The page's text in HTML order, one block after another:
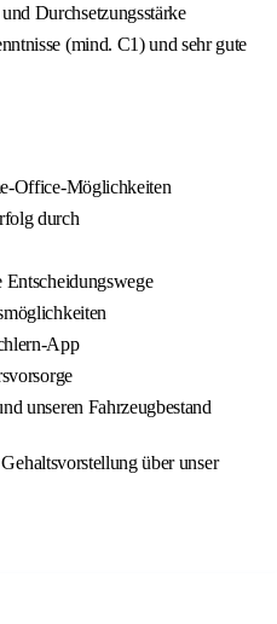
Durchsetzungsstärke
(mind. C1) und sehr gute
Office-Möglichkeiten
durch
Entscheidungswege
App
unseren Fahrzeugbestand
über unser